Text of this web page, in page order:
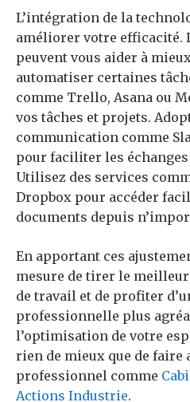
L’intégration de la
améliorer votre efficacité.
peuvent vous aider à
automatiser certaines
comme Trello, Asana ou
vos tâches et projets.
communication comme
pour faciliter les échanges
Utilisez des services
Dropbox pour accéder
documents depuis
En apportant ces
mesure de tirer le
de travail et de profiter
professionnelle plus
l’optimisation de votre
rien de mieux que de faire
professionnel comme
Actions Industrie.